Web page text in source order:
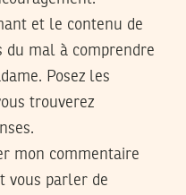
et le contenu de
du mal à comprendre
Posez les
trouverez
mon commentaire
vous parler de